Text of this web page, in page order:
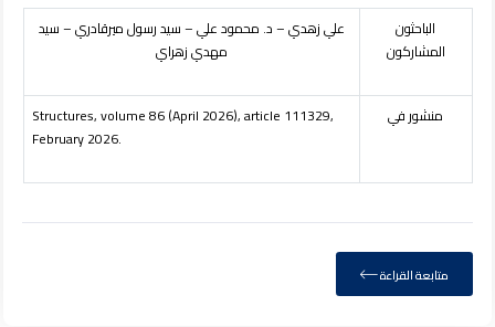
الباحثون
المشاركون
علي زهدي – د. محمود علي – سيد رسول ميرقادري – سيد
مهدي زهراي
منشور في Structures, volume 86(April 2026), article 111329,
February 2026.
متابعة القراءة